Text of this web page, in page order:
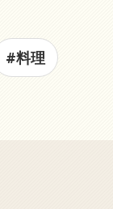
#料理